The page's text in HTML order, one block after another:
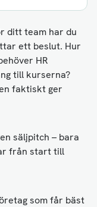
ditt team har du
ett beslut. Hur
HR
till kurserna?
faktiskt ger
säljpitch – bara
från start till
som får bäst